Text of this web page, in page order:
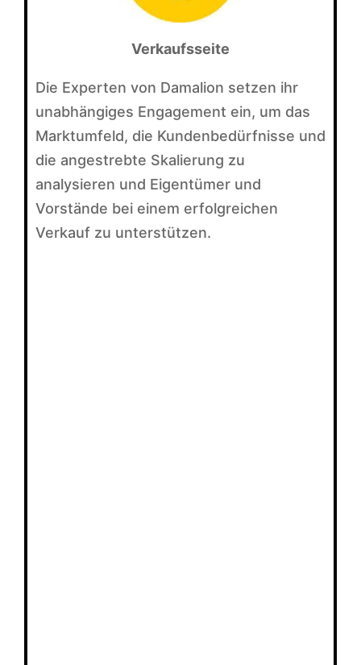
Verkaufsseite
Die Experten von Damalion setzen ihr
unabhängiges Engagement ein, um das
Marktumfeld, die Kundenbedürfnisse und
die angestrebte Skalierung zu
analysieren und Eigentümer und
Vorstände bei einem erfolgreichen
Verkauf zu unterstützen.